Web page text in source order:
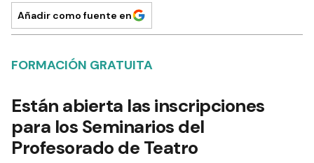
Añadir como fuente en
FORMACIÓN GRATUITA
Están abierta las inscripciones
para los Seminarios del
Profesorado de Teatro